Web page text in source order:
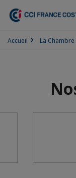
Accueil La Chambre